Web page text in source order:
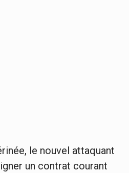
le nouvel attaquant
un contrat courant